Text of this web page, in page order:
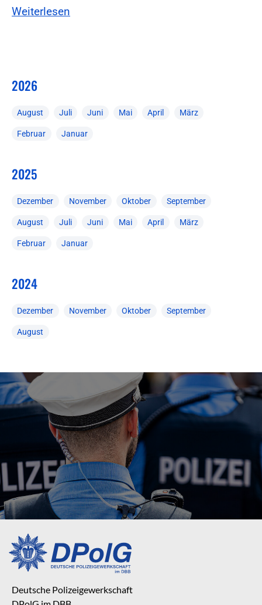
Weiterlesen
2026
August Juli Juni Mai April März
Februar Januar
2025
Dezember November Oktober September
August Juli Juni Mai April März
Februar Januar
2024
Dezember November Oktober September
August
Deutsche Polizeigewerkschaft